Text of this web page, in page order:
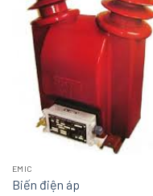
EMIC
Biến điện áp